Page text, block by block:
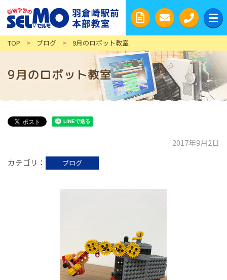
TOP > ブログ > 9月のロボット教室
9月のロボット教室
2017年9月2日
カテゴリ
ブログ